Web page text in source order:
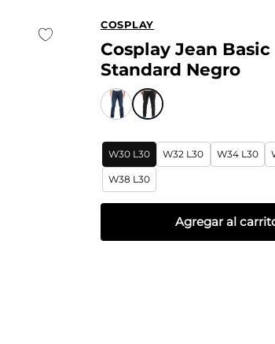
COSPLAY
Cosplay Jean Basic
Standard Negro
W30 L30 W32 L30 W34 L30
W38 L30
Agregar al